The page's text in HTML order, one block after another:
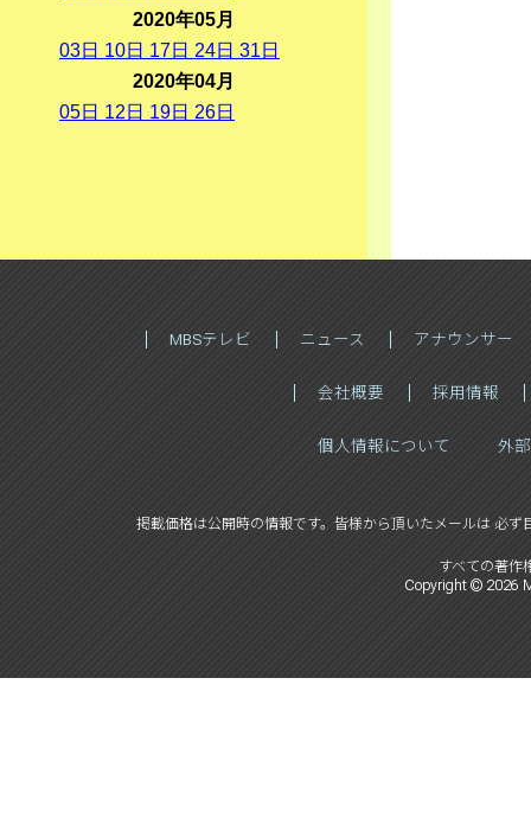
2020年05月
03日 10日 17日 24日 31 日
2020年04月
05日 12 日 19日 26日
MBSテレビ ニュース アナウンサー
会社概要 採用情報
個人情報について 外
掲載価格は公開時の情報です。皆様から頂いたメールは 必ず
すべての著作
Copyright © 2026